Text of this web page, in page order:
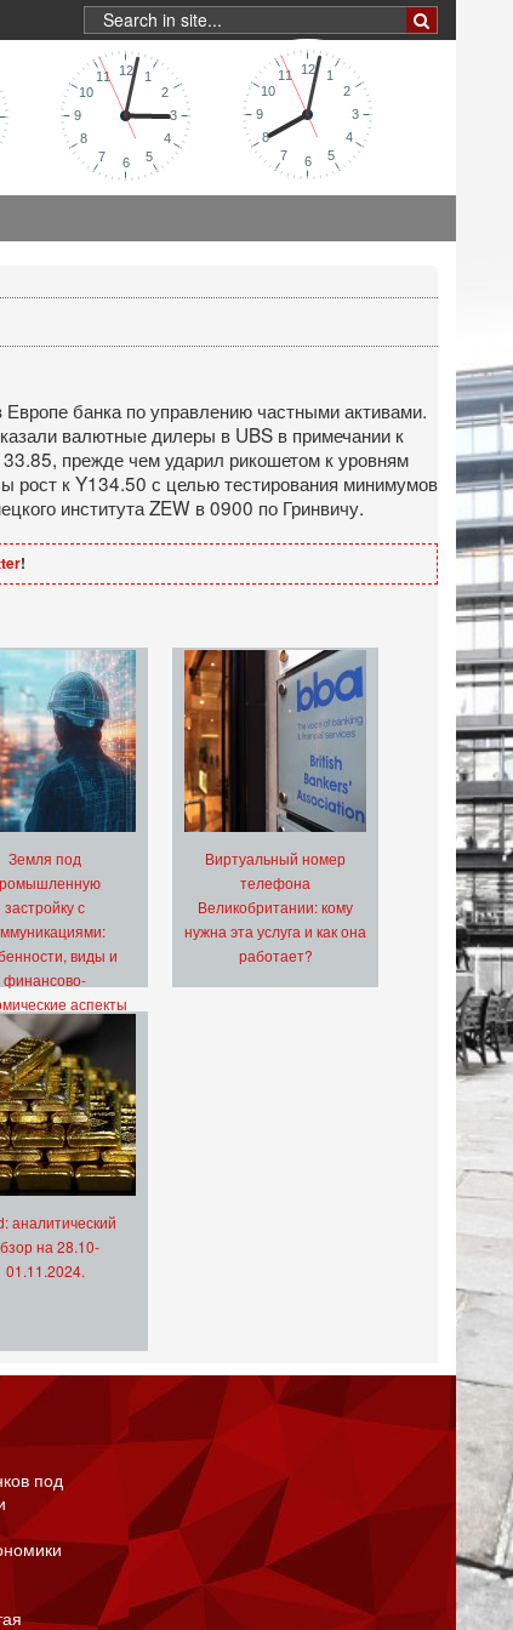
банка по управлению частными активами.
валютные дилеры в UBS в примечании к
прежде чем ударил рикошетом к уровням
рост к Y134.50 с целью тестирования минимумов
института ZEW в 0900 по Гринвичу.
!
Земля под
застройку с
виды и
финансово-
аспекты
Виртуальный номер
телефона
Великобритании: кому
нужна эта услуга и как она
работает?
аналитический
на 28.10-
01.11.2024.
под